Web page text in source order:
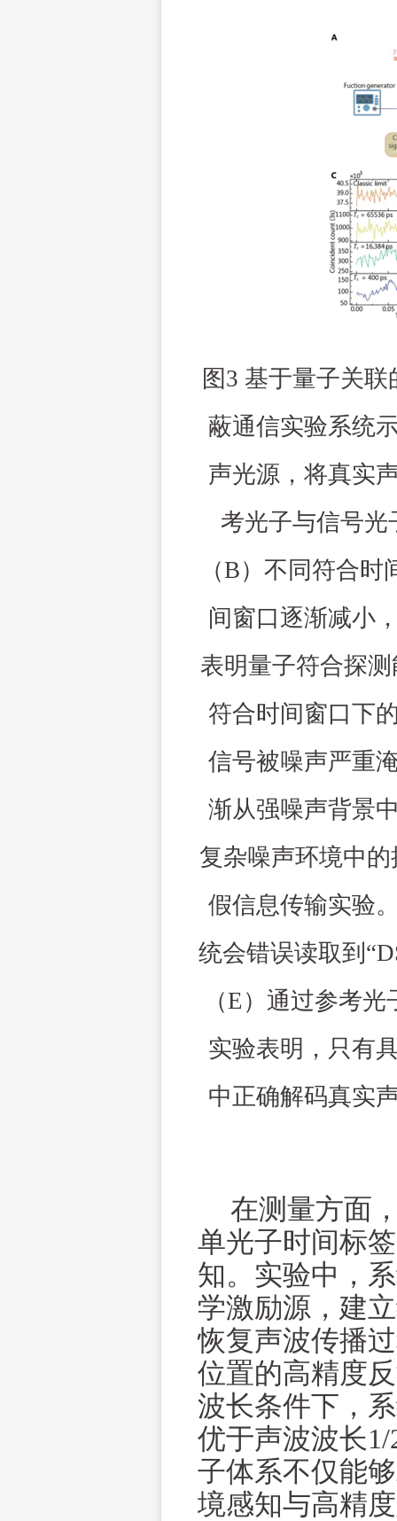
图3 基于量子关联
蔽通信实验系统
声光源，将真实
考光子与信号光
（B）不同符合时
间窗口逐渐减小
表明量子符合探
符合时间窗口下
信号被噪声严重
渐从强噪声背景
复杂噪声环境中
假信息传输实验
统会错误读取到
（E ）通过参考光
实验表明，只有
中正确解码真实
在测量方面
单光子时间标
知。实验中，
学激励源，建
恢复声波传播
位置的高精度
波长条件下，
优于声波波长
子体系不仅能
境感知与高精